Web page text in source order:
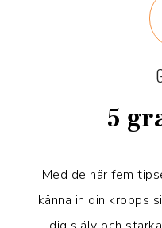
5
Med de här fem
känna in din kropps